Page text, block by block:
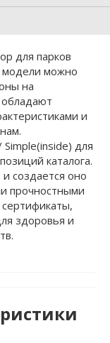
для парков
модели можно
на
и
для
каталога.
создается оно
прочностными
здоровья и